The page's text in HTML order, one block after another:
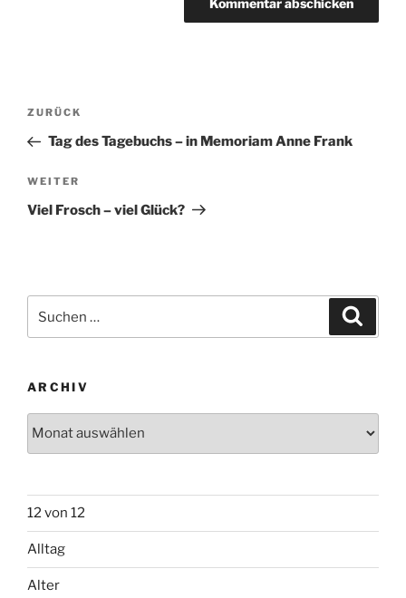
Beitragsnavigation
Vorheriger
Beitrag
ZURÜCK
Tag des Tagebuchs – in Memoriam Anne Frank
Nächster
Beitrag
WEITER
Viel Frosch – viel Glück?
nach:
ARCHIV
12 von 12
Alltag
Alter